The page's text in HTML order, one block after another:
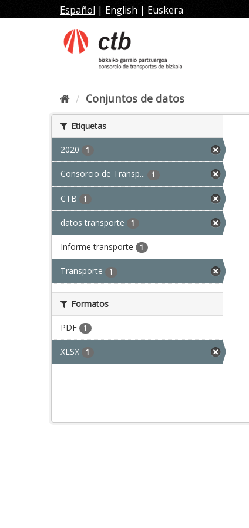
al
Español | English | Euskera
Conjuntos de datos
Etiquetas
2020 1
Consorcio de Transp... 1
CTB 1
datos transporte 1
Informe transporte 1
Transporte 1
Formatos
PDF 1
XLSX 1